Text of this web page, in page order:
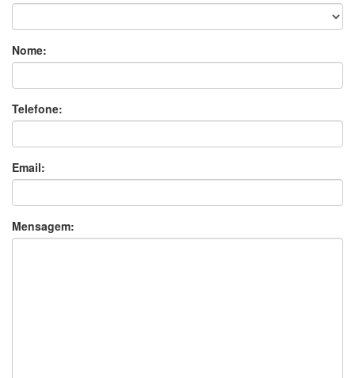
Nome:
Telefone:
Email:
Mensagem: